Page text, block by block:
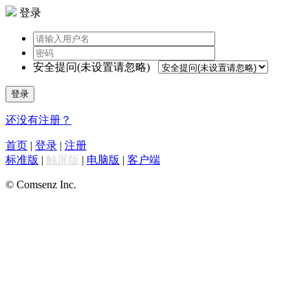
登录
安全提问(未设置请忽略)
登录
还没有注册？
首页 | 登录 | 注册
标准版 | 触屏版 | 电脑版 | 客户端
© Comsenz Inc.